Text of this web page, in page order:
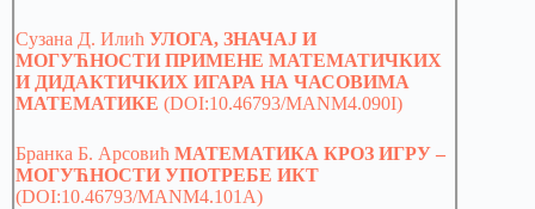
Сузана Д. Илић УЛОГА, ЗНАЧАЈ И
МОГУЋНОСТИ ПРИМЕНЕ МАТЕМАТИЧКИХ
И ДИДАКТИЧКИХ ИГАРА НА ЧАСОВИМА
МАТЕМАТИКЕ (DOI:10.46793/MANM4.090I)
Бранка Б. Арсовић МАТЕМАТИКА КРОЗ ИГРУ –
МОГУЋНОСТИ УПОТРЕБЕ ИКТ
(DOI:10.46793/MANM4.101A)